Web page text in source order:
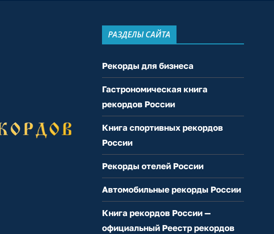
РАЗДЕЛЫ САЙТА
Рекорды для бизнеса
Гастрономическая книга
рекордов России
Книга спортивных рекордов
России
Рекорды отелей России
Автомобильные рекорды России
Книга рекордов России —
официальный Реестр рекордов